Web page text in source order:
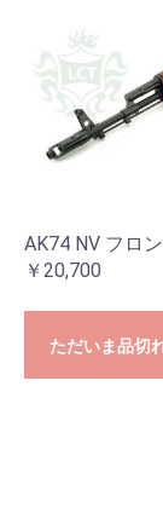
AK74 NV フロ
￥20,700
ただいま品切